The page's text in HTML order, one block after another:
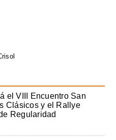
el VIII Encuentro San
Clásicos y el Rallye
Regularidad